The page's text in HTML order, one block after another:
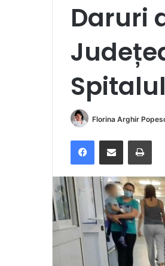
Daruri
Florina Arghir
FacebookDistribuie prin e-mail